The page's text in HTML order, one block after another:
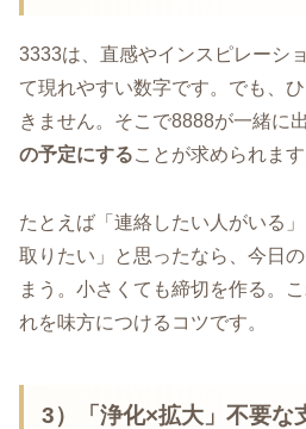
3333は、直感やインスピレーシ
て現れやすい数字です。でも、
きません。そこで8888が一緒に
の予定にすることが求められます
たとえば「連絡したい人がいる
取りたい」と思ったなら、今日
まう。小さくても締切を作る。
れを味方につけるコツです。
3）「浄化×拡大」不要な